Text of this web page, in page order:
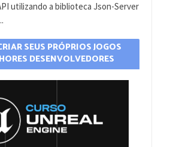
utilizando a biblioteca Json-Server
SEUS PRÓPRIOS JOGOS
DESENVOLVEDORES